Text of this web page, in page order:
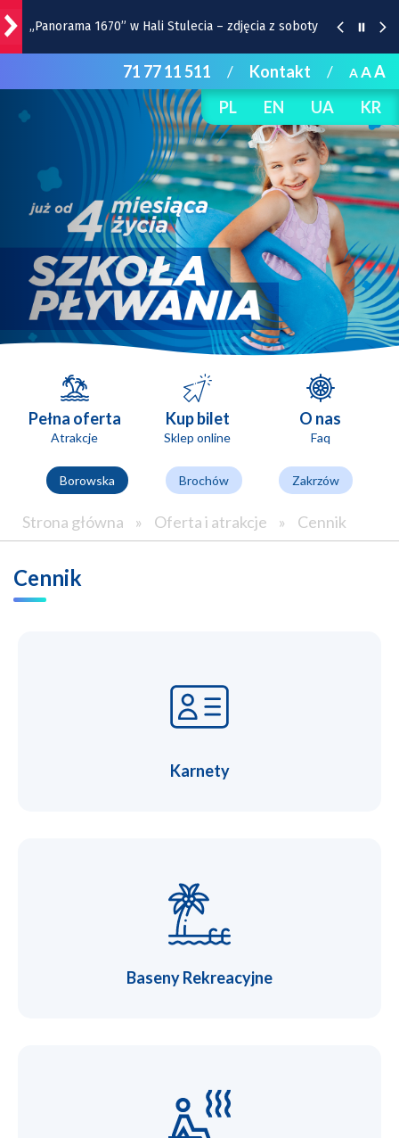
„Panorama 1670” w Hali Stulecia – zdjęcia z soboty
Raport inwestycyjny z Wrocławia [1-7.08]
Pyszne sery, wspaniałe wędliny, wyborne słodkości.
W Rynku trwa Wrocławska Feta
Wrocławska Potańcówka w sobotę, 8 sierpnia
Remont torów na Stawowej i Peronowej. Od 8
sierpnia zmiany dla kierowców i pasażerów MPK
71 77 11 511 / Kontakt / AAA
PL
EN UA KR
Pełna oferta
Atrakcje
Kup bilet
Sklep online
O nas
Faq
Borowska Brochów Zakrzów
Strona główna » Oferta i atrakcje » Cennik
Cennik
Karnety
Baseny Rekreacyjne